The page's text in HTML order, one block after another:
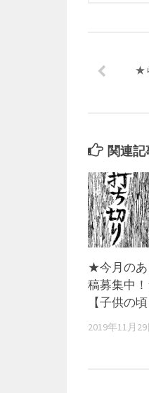
★
関連記
★今月のあ
稿募集中
【子供の頃
2019年11月29